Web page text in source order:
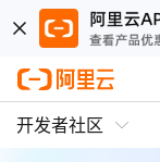
开发者社区